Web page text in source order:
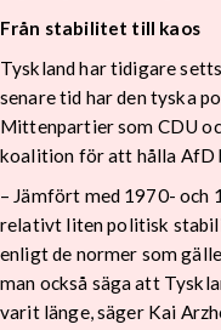
Från stabilitet till kaos
Tyskland har tidigare
senare tid har den tyska
Mittenpartier som CDU
koalition för att hålla AfD
– Jämfört med 1970- och
relativt liten politisk
enligt de normer som
man också säga att
varit länge, säger Kai